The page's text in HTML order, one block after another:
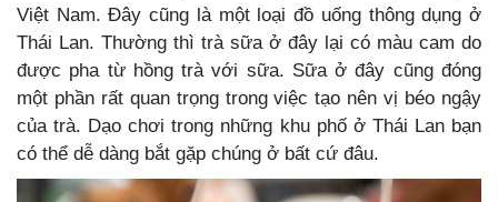
Việt Nam. Đây cũng là một loại đồ uống thông dụng ở
Thái Lan. Thường thì trà sữa ở đây lại có màu cam do
được pha từ hồng trà với sữa. Sữa ở đây cũng đóng
một phần rất quan trọng trong việc tạo nên vị béo ngậy
của trà. Dạo chơi trong những khu phố ở Thái Lan bạn
có thể dễ dàng bắt gặp chúng ở bất cứ đâu.